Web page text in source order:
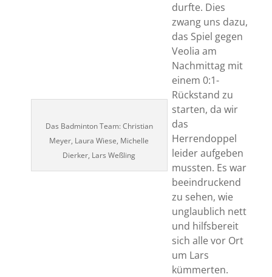
Das Badminton Team: Christian
Meyer, Laura Wiese, Michelle
Dierker, Lars Weßling
durfte. Dies
zwang uns dazu,
das Spiel gegen
Veolia am
Nachmittag mit
einem 0:1-
Rückstand zu
starten, da wir
das
Herrendoppel
leider aufgeben
mussten. Es war
beeindruckend
zu sehen, wie
unglaublich nett
und hilfsbereit
sich alle vor Ort
um Lars
kümmerten.